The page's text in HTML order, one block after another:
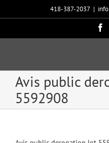
418-387-2037 |
Avis public
5592908